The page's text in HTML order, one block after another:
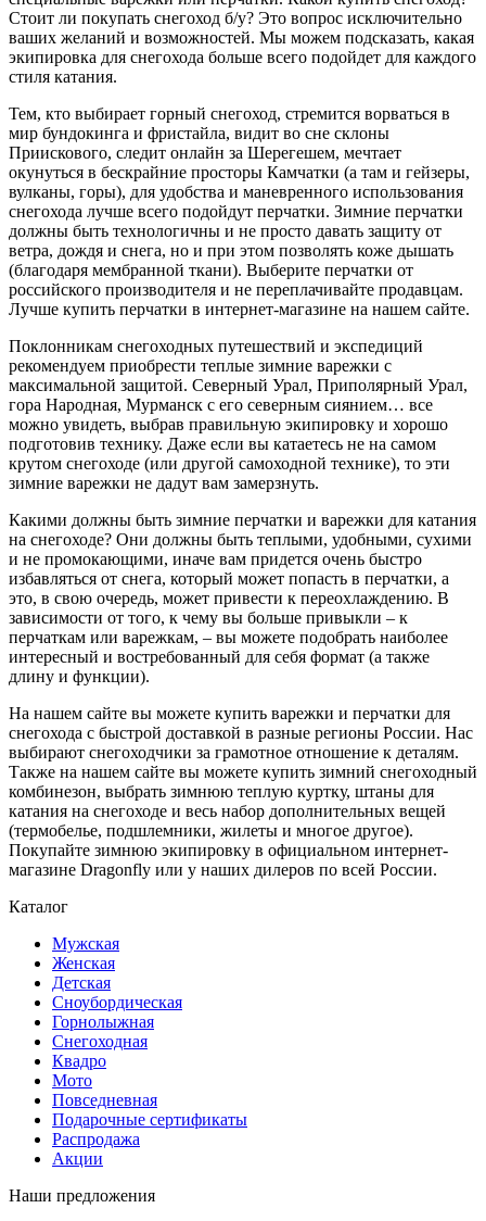
Стоит ли покупать снегоход б/у? Это вопрос исключительно
ваших желаний и возможностей. Мы можем подсказать, какая
экипировка для снегохода больше всего подойдет для каждого
стиля катания.
Тем, кто выбирает горный снегоход, стремится ворваться в
мир бундокинга и фристайла, видит во сне склоны
Приискового, следит онлайн за Шерегешем, мечтает
окунуться в бескрайние просторы Камчатки (а там и гейзеры,
вулканы, горы), для удобства и маневренного использования
снегохода лучше всего подойдут перчатки. Зимние перчатки
должны быть технологичны и не просто давать защиту от
ветра, дождя и снега, но и при этом позволять коже дышать
(благодаря мембранной ткани). Выберите перчатки от
российского производителя и не переплачивайте продавцам.
Лучше купить перчатки в интернет-магазине на нашем сайте.
Поклонникам снегоходных путешествий и экспедиций
рекомендуем приобрести теплые зимние варежки с
максимальной защитой. Северный Урал, Приполярный Урал,
гора Народная, Мурманск с его северным сиянием… все
можно увидеть, выбрав правильную экипировку и хорошо
подготовив технику. Даже если вы катаетесь не на самом
крутом снегоходе (или другой самоходной технике), то эти
зимние варежки не дадут вам замерзнуть.
Какими должны быть зимние перчатки и варежки для катания
на снегоходе? Они должны быть теплыми, удобными, сухими
и не промокающими, иначе вам придется очень быстро
избавляться от снега, который может попасть в перчатки, а
это, в свою очередь, может привести к переохлаждению. В
зависимости от того, к чему вы больше привыкли – к
перчаткам или варежкам, – вы можете подобрать наиболее
интересный и востребованный для себя формат (а также
длину и функции).
На нашем сайте вы можете купить варежки и перчатки для
снегохода с быстрой доставкой в разные регионы России. Нас
выбирают снегоходчики за грамотное отношение к деталям.
Также на нашем сайте вы можете купить зимний снегоходный
комбинезон, выбрать зимнюю теплую куртку, штаны для
катания на снегоходе и весь набор дополнительных вещей
(термобелье, подшлемники, жилеты и многое другое).
Покупайте зимнюю экипировку в официальном интернет-
магазине Dragonfly или у наших дилеров по всей России.
Каталог
Мужская
Женская
Детская
Сноубордическая
Горнолыжная
Снегоходная
Квадро
Мото
Повседневная
Подарочные сертификаты
Распродажа
Акции
Наши предложения